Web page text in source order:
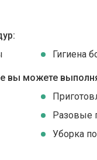
Гигиена
вы можете
Разовые
Уборка